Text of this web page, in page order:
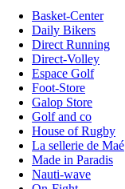
Basket-Center
Daily Bikers
Direct Running
Direct-Volley
Espace Golf
Foot-Store
Galop Store
Golf and co
House of Rugby
La sellerie de Maé
Made in Paradis
Nauti-wave